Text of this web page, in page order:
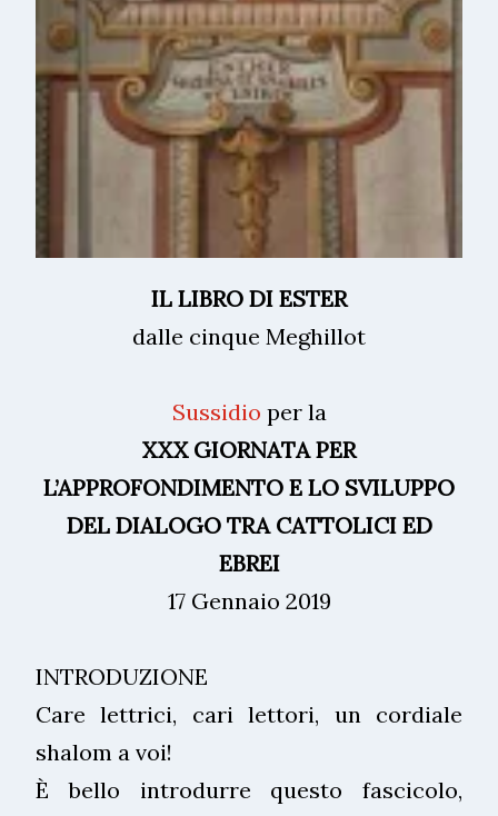
IL LIBRO DI ESTER
dalle cinque Meghillot
Sussidio per la
XXX GIORNATA PER
L’APPROFONDIMENTO E LO SVILUPPO
DEL DIALOGO TRA CATTOLICI ED
EBREI
17 Gennaio 2019
INTRODUZIONE
Care lettrici, cari lettori, un cordiale
shalom a voi!
È bello introdurre questo fascicolo,